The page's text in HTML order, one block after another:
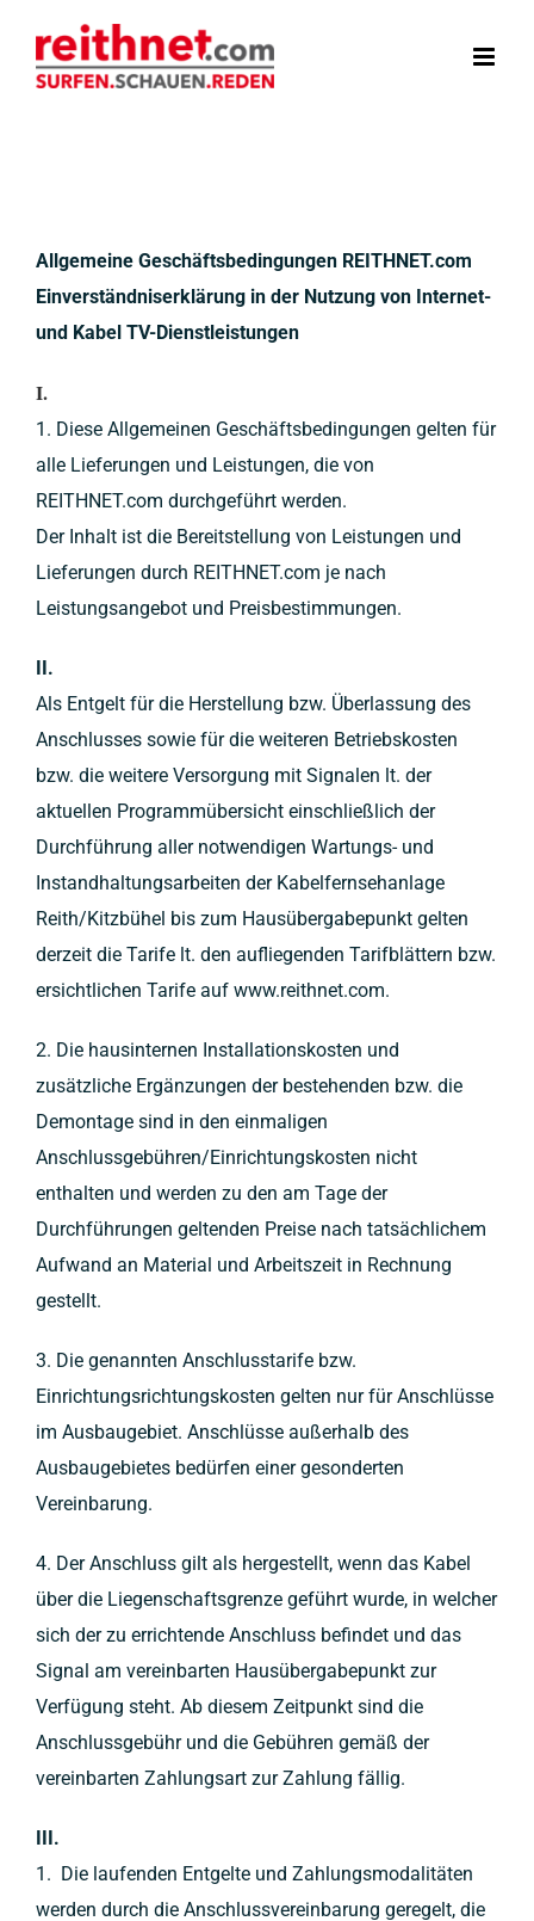
Inhalt
springen
Allgemeine Geschäftsbedingungen REITHNET.com
Einverständniserklärung in der Nutzung von Internet-
und Kabel TV-Dienstleistungen
I.
1. Diese Allgemeinen Geschäftsbedingungen gelten für
alle Lieferungen und Leistungen, die von
REITHNET.com durchgeführt werden.
Der Inhalt ist die Bereitstellung von Leistungen und
Lieferungen durch REITHNET.com je nach
Leistungsangebot und Preisbestimmungen.
II.
Als Entgelt für die Herstellung bzw. Überlassung des
Anschlusses sowie für die weiteren Betriebskosten
bzw. die weitere Versorgung mit Signalen lt. der
aktuellen Programmübersicht einschließlich der
Durchführung aller notwendigen Wartungs- und
Instandhaltungsarbeiten der Kabelfernsehanlage
Reith/Kitzbühel bis zum Hausübergabepunkt gelten
derzeit die Tarife lt. den aufliegenden Tarifblättern bzw.
ersichtlichen Tarife auf www.reithnet.com.
2. Die hausinternen Installationskosten und
zusätzliche Ergänzungen der bestehenden bzw. die
Demontage sind in den einmaligen
Anschlussgebühren/Einrichtungskosten nicht
enthalten und werden zu den am Tage der
Durchführungen geltenden Preise nach tatsächlichem
Aufwand an Material und Arbeitszeit in Rechnung
gestellt.
3. Die genannten Anschlusstarife bzw.
Einrichtungsrichtungskosten gelten nur für Anschlüsse
im Ausbaugebiet. Anschlüsse außerhalb des
Ausbaugebietes bedürfen einer gesonderten
Vereinbarung.
4. Der Anschluss gilt als hergestellt, wenn das Kabel
über die Liegenschaftsgrenze geführt wurde, in welcher
sich der zu errichtende Anschluss befindet und das
Signal am vereinbarten Hausübergabepunkt zur
Verfügung steht. Ab diesem Zeitpunkt sind die
Anschlussgebühr und die Gebühren gemäß der
vereinbarten Zahlungsart zur Zahlung fällig.
III.
1. Die laufenden Entgelte und Zahlungsmodalitäten
werden durch die Anschlussvereinbarung geregelt, die